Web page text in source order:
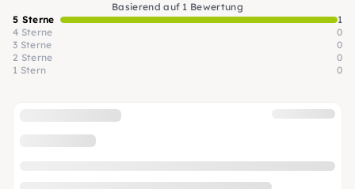
Basierend auf 1 Bewertung
5 Sterne
1
4 Sterne
0
3 Sterne
0
2 Sterne
0
1 Stern
0